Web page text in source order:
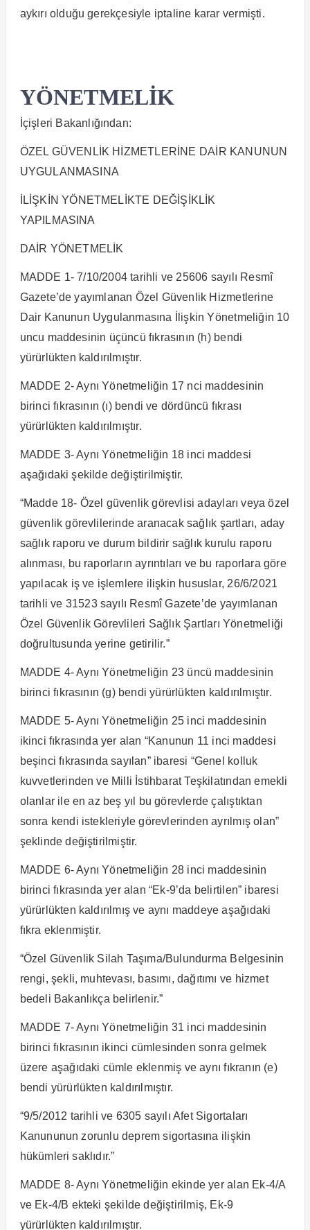
aykırı olduğu gerekçesiyle iptaline karar vermişti.
YÖNETMELİK
İçişleri Bakanlığından:
ÖZEL GÜVENLİK HİZMETLERİNE DAİR KANUNUN
UYGULANMASINA
İLİŞKİN YÖNETMELİKTE DEĞİŞİKLİK
YAPILMASINA
DAİR YÖNETMELİK
MADDE 1- 7/10/2004 tarihli ve 25606 sayılı Resmî
Gazete’de yayımlanan Özel Güvenlik Hizmetlerine
Dair Kanunun Uygulanmasına İlişkin Yönetmeliğin 10
uncu maddesinin üçüncü fıkrasının (h) bendi
yürürlükten kaldırılmıştır.
MADDE 2- Aynı Yönetmeliğin 17 nci maddesinin
birinci fıkrasının (ı) bendi ve dördüncü fıkrası
yürürlükten kaldırılmıştır.
MADDE 3- Aynı Yönetmeliğin 18 inci maddesi
aşağıdaki şekilde değiştirilmiştir.
“Madde 18- Özel güvenlik görevlisi adayları veya özel
güvenlik görevlilerinde aranacak sağlık şartları, aday
sağlık raporu ve durum bildirir sağlık kurulu raporu
alınması, bu raporların ayrıntıları ve bu raporlara göre
yapılacak iş ve işlemlere ilişkin hususlar, 26/6/2021
tarihli ve 31523 sayılı Resmî Gazete’de yayımlanan
Özel Güvenlik Görevlileri Sağlık Şartları Yönetmeliği
doğrultusunda yerine getirilir.”
MADDE 4- Aynı Yönetmeliğin 23 üncü maddesinin
birinci fıkrasının (g) bendi yürürlükten kaldırılmıştır.
MADDE 5- Aynı Yönetmeliğin 25 inci maddesinin
ikinci fıkrasında yer alan “Kanunun 11 inci maddesi
beşinci fıkrasında sayılan” ibaresi “Genel kolluk
kuvvetlerinden ve Milli İstihbarat Teşkilatından emekli
olanlar ile en az beş yıl bu görevlerde çalıştıktan
sonra kendi istekleriyle görevlerinden ayrılmış olan”
şeklinde değiştirilmiştir.
MADDE 6- Aynı Yönetmeliğin 28 inci maddesinin
birinci fıkrasında yer alan “Ek-9’da belirtilen” ibaresi
yürürlükten kaldırılmış ve aynı maddeye aşağıdaki
fıkra eklenmiştir.
“Özel Güvenlik Silah Taşıma/Bulundurma Belgesinin
rengi, şekli, muhtevası, basımı, dağıtımı ve hizmet
bedeli Bakanlıkça belirlenir.”
MADDE 7- Aynı Yönetmeliğin 31 inci maddesinin
birinci fıkrasının ikinci cümlesinden sonra gelmek
üzere aşağıdaki cümle eklenmiş ve aynı fıkranın (e)
bendi yürürlükten kaldırılmıştır.
“9/5/2012 tarihli ve 6305 sayılı Afet Sigortaları
Kanununun zorunlu deprem sigortasına ilişkin
hükümleri saklıdır.”
MADDE 8- Aynı Yönetmeliğin ekinde yer alan Ek-4/A
ve Ek-4/B ekteki şekilde değiştirilmiş, Ek-9
yürürlükten kaldırılmıştır.